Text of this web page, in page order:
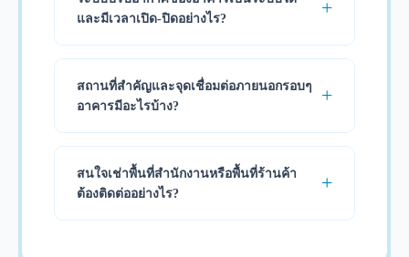
และมีเวลาเปิด-ปิดอย่างไร?
สถานที่สำคัญและจุดเชื่อมต่อภายนอกรอบๆ
อาคารมีอะไรบ้าง?
สนใจเช่าพื้นที่สำนักงานหรือพื้นที่ร้านค้า
ต้องติดต่ออย่างไร?